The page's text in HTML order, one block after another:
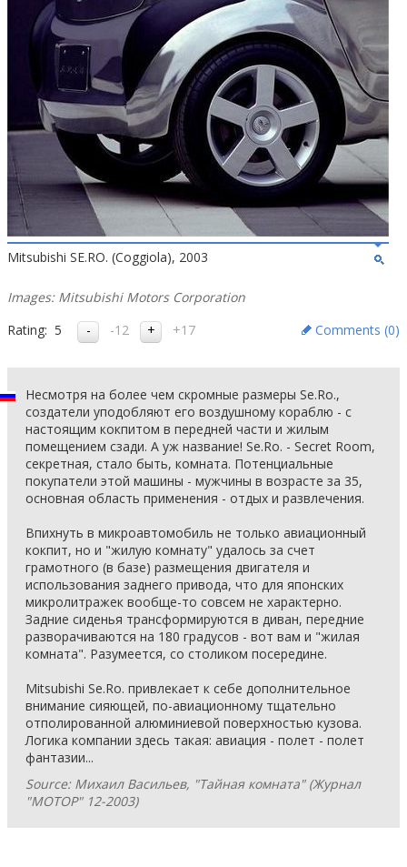
Mitsubishi SE.RO. (Coggiola), 2003
Images: Mitsubishi Motors Corporation
Rating: 5 -12 +17 Comments (0)
Несмотря на более чем скромные размеры Se.Ro.,
создатели уподобляют его воздушному кораблю - с
настоящим кокпитом в передней части и жилым
помещением сзади. А уж название! Se.Ro. - Secret Room,
секретная, стало быть, комната. Потенциальные
покупатели этой машины - мужчины в возрасте за 35,
основная область применения - отдых и развлечения.
Впихнуть в микроавтомобиль не только авиационный
кокпит, но и "жилую комнату" удалось за счет
грамотного (в базе) размещения двигателя и
использования заднего привода, что для японских
микролитражек вообще-то совсем не характерно.
Задние сиденья трансформируются в диван, передние
разворачиваются на 180 градусов - вот вам и "жилая
комната". Разумеется, со столиком посередине.
Mitsubishi Se.Ro. привлекает к себе дополнительное
внимание сияющей, по-авиационному тщательно
отполированной алюминиевой поверхностью кузова.
Логика компании здесь такая: авиация - полет - полет
фантазии...
Source: Михаил Васильев, "Тайная комната" (Журнал
"МОТОР" 12-2003)